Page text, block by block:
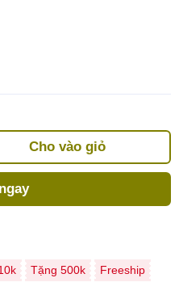
Cho vào giỏ
Tặng 500k Freeship